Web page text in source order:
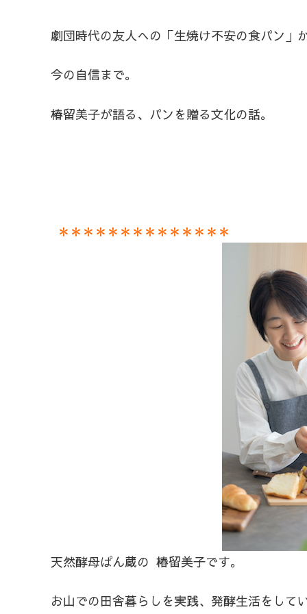
劇団時代の友人への「生焼け不安の食パン」
今の自信まで。
椿留美子が語る、パンを贈る文化の話。
＊＊＊＊＊＊＊＊＊＊＊＊＊＊
天然酵母ぱん蔵の 椿留美子です。
お山での田舎暮らしを実践、発酵生活をして